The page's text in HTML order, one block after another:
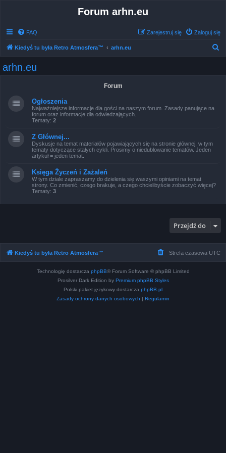
Forum arhn.eu
FAQ Zaloguj się
Zarejestruj się
Kiedyś tu była Retro Atmosfera™ arhn.eu
arhn.eu
Forum
Ogłoszenia
Najważniejsze informacje dla gości na naszym forum. Zasady panujące na
forum oraz informacje dla odwiedzających.
Tematy: 2
Z Głównej...
Dyskusje na temat materiałów pojawiających się na stronie głównej, w tym
tematy dotyczące stałych cykli. Prosimy o niedublowanie tematów. Jeden
artykuł = jeden temat.
Księga Życzeń i Zażaleń
W tym dziale zapraszamy do dzielenia się waszymi opiniami na temat
strony. Co zmienić, czego brakuje, a czego chcielibyście zobaczyć więcej?
Tematy: 3
Przejdź do
Kiedyś tu była Retro Atmosfera™ Strefa czasowa UTC
Technologię dostarcza phpBB® Forum Software © phpBB Limited
Prosilver Dark Edition by Premium phpBB Styles
Polski pakiet językowy dostarcza phpBB.pl
Zasady ochrony danych osobowych | Regulamin